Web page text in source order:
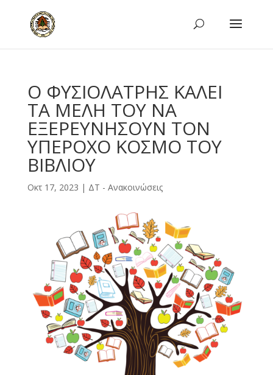
Ο ΦΥΣΙΟΛΑΤΡΗΣ ΚΑΛΕΙ
ΤΑ ΜΕΛΗ ΤΟΥ ΝΑ
ΕΞΕΡΕΥΝΗΣΟΥΝ ΤΟΝ
ΥΠΕΡΟΧΟ ΚΟΣΜΟ ΤΟΥ
ΒΙΒΛΙΟΥ
Οκτ 17, 2023 | ΔΤ - Ανακοινώσεις